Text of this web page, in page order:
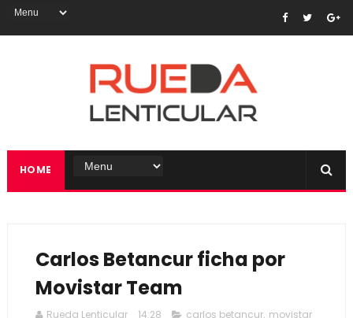
HOME
Carlos Betancur ficha por
Movistar Team
Rueda Lenticular 14:28 carlos betancur, movistar